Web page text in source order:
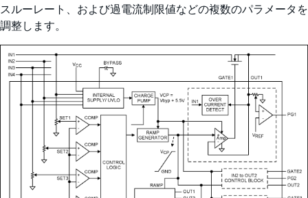
スルーレート、および過電流制限値などの複数のパラメータを
調整します。